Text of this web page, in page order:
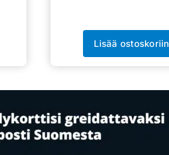
Lisää ostoskoriin